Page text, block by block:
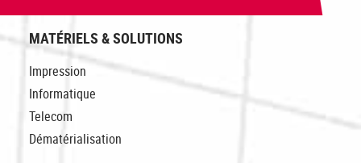
MATÉRIELS & SOLUTIONS
Impression
Informatique
Telecom
Dématérialisation